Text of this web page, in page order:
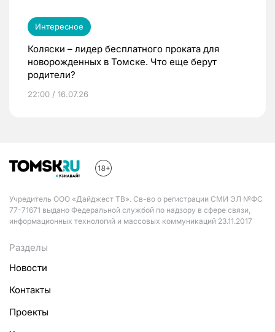
Интересное
Коляски – лидер бесплатного проката для
новорожденных в Томске. Что еще берут
родители?
22:00 / 16.07.26
Учредитель ООО «Дайджест ТВ». Св-во о регистрации СМИ ЭЛ №ФС
77-71671 выдано Федеральной службой по надзору в сфере связи,
информационных технологий и массовых коммуникаций 23.11.2017
Разделы
Новости
Контакты
Проекты